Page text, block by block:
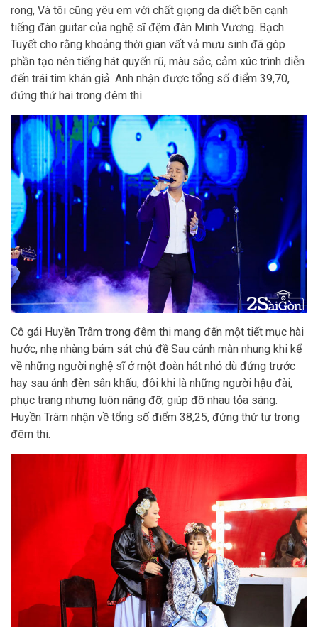
rong, Và tôi cũng yêu em với chất giọng da diết bên cạnh
tiếng đàn guitar của nghệ sĩ đệm đàn Minh Vương. Bạch
Tuyết cho rằng khoảng thời gian vất vả mưu sinh đã góp
phần tạo nên tiếng hát quyến rũ, màu sắc, cảm xúc trình diễn
đến trái tim khán giả. Anh nhận được tổng số điểm 39,70,
đứng thứ hai trong đêm thi.
Cô gái Huyền Trâm trong đêm thi mang đến một tiết mục hài
hước, nhẹ nhàng bám sát chủ đề Sau cánh màn nhung khi kể
về những người nghệ sĩ ở một đoàn hát nhỏ dù đứng trước
hay sau ánh đèn sân khấu, đôi khi là những người hậu đài,
phục trang nhưng luôn nâng đỡ, giúp đỡ nhau tỏa sáng.
Huyền Trâm nhận về tổng số điểm 38,25, đứng thứ tư trong
đêm thi.